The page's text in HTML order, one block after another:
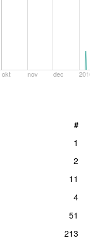
okt nov dec
#
1
2
11
4
51
213